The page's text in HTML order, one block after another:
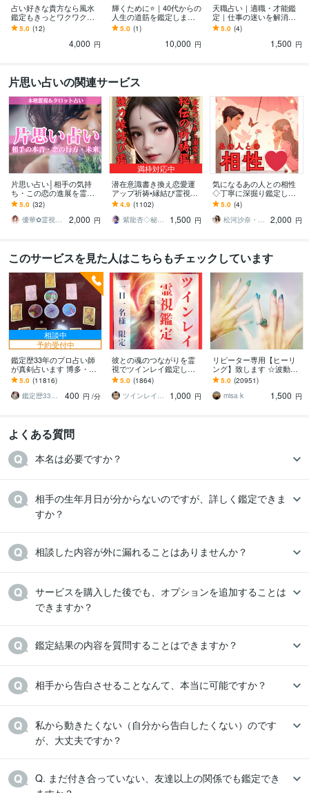
英語 日常会話レベル
占い好きな貴方なら風水
鑑定もきっとワクワクし
ます 全体運を底上げ↑｜
部屋を整えれば運は動
く！開運⭐️風水占い
5.0 (12)
4,000 円
輝くために⭐️｜40代からの
人生の道筋を鑑定します
西洋占星術×数秘×タロッ
トの融合｜人生後半の為
5.0 (1)
10,000 円
天職占い｜適職・才能鑑
定｜仕事の迷いを解消し
ます 天職鑑定｜西洋占星
術×数秘術×タロットの融
5.0 (4)
1,500 円
片思い占いの関連サービス
片思い占い│相手の気持
ち・この恋の進展を霊視
します 【深読み版】ご質
問2つ・相性・恋が動く時
期を丁寧に鑑定
5.0 (32)
優華✿霊視で導く癒やしの恋占い師
2,000 円
満枠対応中
潜在意識書き換え恋愛運
アップ祈祷•縁結び霊視し
ます 秘伝の祈祷で思念伝
達、強力縁結び祈祷、恋
愛引き寄せ体質に
4.9 (1102)
紫龍杏◇秘伝の縁結び祈祷師
1,500 円
気になるあの人との相性
◇丁寧に深掘り鑑定しま
す 48時間以内納品/片思
い/恋人/複雑恋愛/遠距離/
音信不通
5.0 (4)
松河沙奈・インスピレーションタロット
2,000 円
このサービスを見た人はこちらもチェックしています
相談中
予約受付中
鑑定歴33年のプロ占い師
が真剣占います 博多・廓
屋の純血統占い祈願師
雷鳥
5.0 (11816)
鑑定歴33年のプロ占い師 雷鳥
400 円 /分
彼との魂のつながりを霊
視でツインレイ鑑定しま
す 気になる彼とつながる
ことができるのか鑑定し
ます
5.0 (1864)
ツインレイ縁結び専門鑑定士✢神結シオン✢
1,000 円
リピーター専用【ヒーリ
ング】致します ☆波動を
上げ、流れを良くします
☆
5.0 (20951)
misa k
1,500 円
よくある質問
本名は必要ですか？
相手の生年月日が分からないのですが、詳しく鑑定できま
すか？
相談した内容が外に漏れることはありませんか？
サービスを購入した後でも、オプションを追加することは
できますか？
鑑定結果の内容を質問することはできますか？
相手から告白させることなんて、本当に可能ですか？
私から動きたくない（自分から告白したくない）のです
Q. まだ付き合っていない、友達以上の関係でも鑑定でき